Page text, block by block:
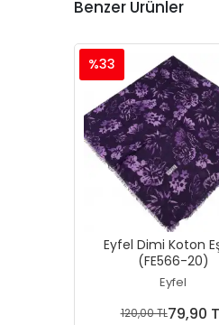
Benzer Ürünler
Eyfel Dimi Koton
(FE566-20)
Eyfel
%33
120,00 TL79,90